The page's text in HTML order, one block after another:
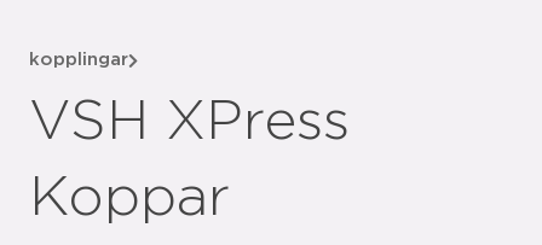
kopplingar
VSH XPress
Koppar